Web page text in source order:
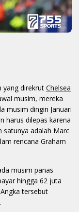
yang direkrut Chelsea
musim, mereka
musim dingin Januari
harus dilepas karena
satunya adalah Marc
rencana Graham
musim panas
hingga 62 juta
tersebut